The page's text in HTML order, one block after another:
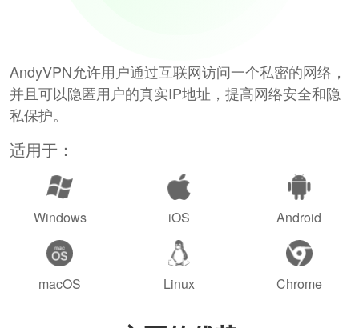
AndyVPN允许用户通过互联网访问一个私密的网络，
并且可以隐匿用户的真实IP地址，提高网络安全和隐
私保护。
适用于：
Windows iOS Android
macOS Linux Chrome